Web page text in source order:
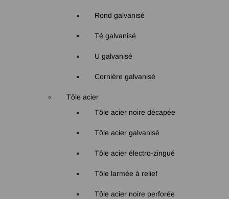
Rond galvanisé
Té galvanisé
U galvanisé
Cornière galvanisé
Tôle acier
Tôle acier noire décapée
Tôle acier galvanisé
Tôle acier électro-zingué
Tôle larmée à relief
Tôle acier noire perforée